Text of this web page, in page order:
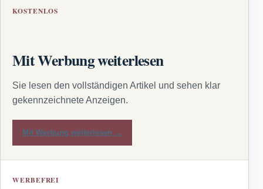
KOSTENLOS
Mit Werbung weiterlesen
Sie lesen den vollständigen Artikel und sehen klar
gekennzeichnete Anzeigen.
Mit Werbung weiterlesen →
WERBEFREI